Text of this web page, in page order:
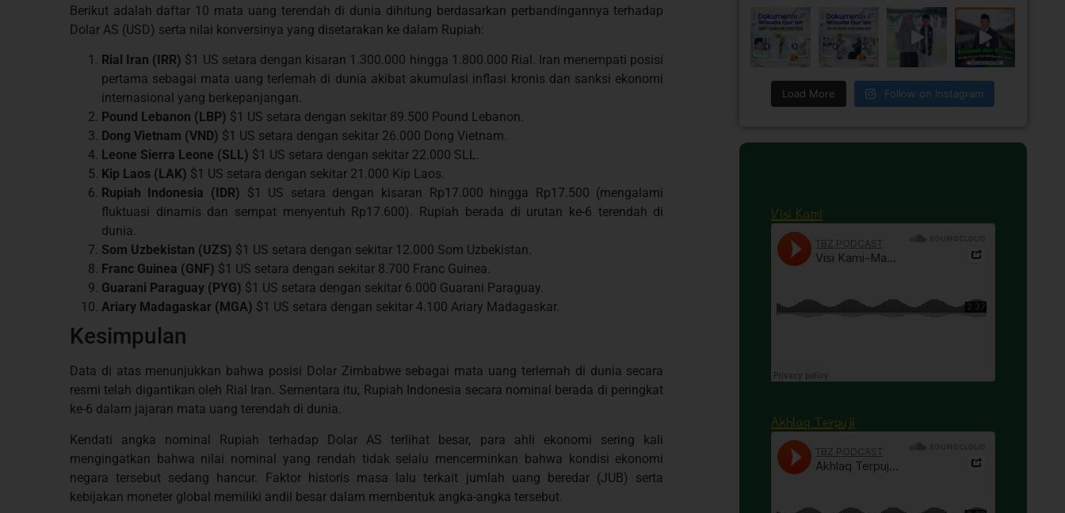
Berikut adalah daftar 10 mata uang terendah di dunia dihitung berdasarkan perbandingannya terhadap
Dolar AS (USD) serta nilai konversinya yang disetarakan ke dalam Rupiah:
Rial Iran (IRR) $1 US setara dengan kisaran 1.300.000 hingga 1.800.000 Rial. Iran menempati posisi
pertama sebagai mata uang terlemah di dunia akibat akumulasi inflasi kronis dan sanksi ekonomi
internasional yang berkepanjangan.
Pound Lebanon (LBP) $1 US setara dengan sekitar 89.500 Pound Lebanon.
Dong Vietnam (VND) $1 US setara dengan sekitar 26.000 Dong Vietnam.
Leone Sierra Leone (SLL) $1 US setara dengan sekitar 22.000 SLL.
Kip Laos (LAK) $1 US setara dengan sekitar 21.000 Kip Laos.
Rupiah Indonesia (IDR) $1 US setara dengan kisaran Rp17.000 hingga Rp17.500 (mengalami
fluktuasi dinamis dan sempat menyentuh Rp17.600). Rupiah berada di urutan ke-6 terendah di
dunia.
Som Uzbekistan (UZS) $1 US setara dengan sekitar 12.000 Som Uzbekistan.
Franc Guinea (GNF) $1 US setara dengan sekitar 8.700 Franc Guinea.
Guarani Paraguay (PYG) $1 US setara dengan sekitar 6.000 Guarani Paraguay.
Ariary Madagaskar (MGA) $1 US setara dengan sekitar 4.100 Ariary Madagaskar.
Kesimpulan
Data di atas menunjukkan bahwa posisi Dolar Zimbabwe sebagai mata uang terlemah di dunia secara
resmi telah digantikan oleh Rial Iran. Sementara itu, Rupiah Indonesia secara nominal berada di peringkat
ke-6 dalam jajaran mata uang terendah di dunia.
Kendati angka nominal Rupiah terhadap Dolar AS terlihat besar, para ahli ekonomi sering kali
mengingatkan bahwa nilai nominal yang rendah tidak selalu mencerminkan bahwa kondisi ekonomi
negara tersebut sedang hancur. Faktor historis masa lalu terkait jumlah uang beredar (JUB) serta
kebijakan moneter global memiliki andil besar dalam membentuk angka-angka tersebut.
Load More Follow on Instagram
Visi Kami
Akhlaq Terpuji